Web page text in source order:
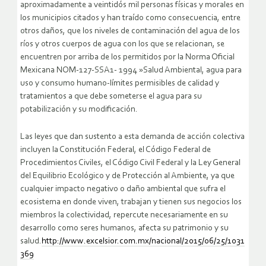
aproximadamente a veintidós mil personas físicas y morales en
los municipios citados y han traído como consecuencia, entre
otros daños, que los niveles de contaminación del agua de los
ríos y otros cuerpos de agua con los que se relacionan, se
encuentren por arriba de los permitidos por la Norma Oficial
Mexicana NOM-127-SSA1- 1994 »Salud Ambiental, agua para
uso y consumo humano-límites permisibles de calidad y
tratamientos a que debe someterse el agua para su
potabilización y su modificación.
Las leyes que dan sustento a esta demanda de acción colectiva
incluyen la Constitución Federal, el Código Federal de
Procedimientos Civiles, el Código Civil Federal y la Ley General
del Equilibrio Ecológico y de Protección al Ambiente, ya que
cualquier impacto negativo o daño ambiental que sufra el
ecosistema en donde viven, trabajan y tienen sus negocios los
miembros la colectividad, repercute necesariamente en su
desarrollo como seres humanos, afecta su patrimonio y su
salud. http://www.excelsior.com.mx/nacional/2015/06/25/1031
369